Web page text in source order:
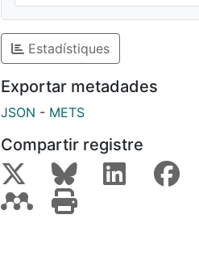
Estadístiques
Exportar metadades
JSON - METS
Compartir registre